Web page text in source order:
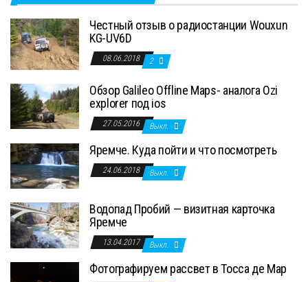
Честный отзыв о радиостанции Wouxun
KG-UV6D
08.06.2018 2
Обзор Galileo Offline Maps- аналога Ozi
explorer под ios
27.05.2016 Выкл.
Яремче. Куда пойти и что посмотреть
24.06.2018 Выкл.
Водопад Пробий — визитная карточка
Яремче
13.04.2017 Выкл.
Фотографируем рассвет в Тосса де Мар